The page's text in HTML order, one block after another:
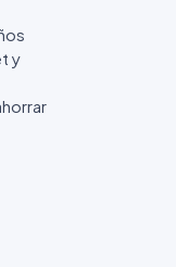
y